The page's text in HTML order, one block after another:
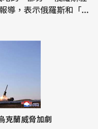
導，表示俄羅斯和「...
克蘭威脅加劇